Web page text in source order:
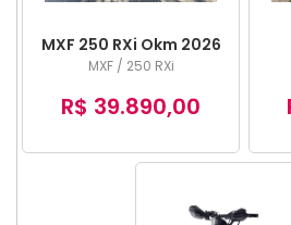
MXF 250 RXi Okm 2026
MXF / 250 RXi
R$ 39.890,00